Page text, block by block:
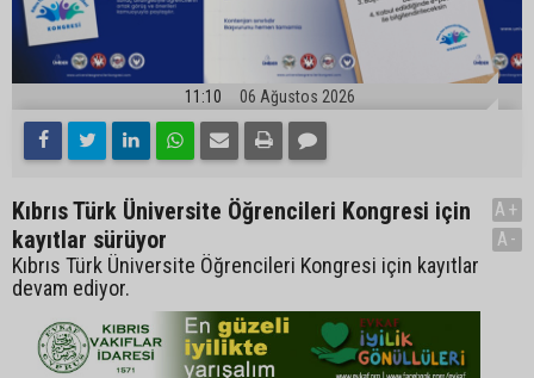
11:10 06 Ağustos 2026
Kıbrıs Türk Üniversite Öğrencileri Kongresi için
kayıtlar sürüyor
Kıbrıs Türk Üniversite Öğrencileri Kongresi için kayıtlar
devam ediyor.
A+
A-